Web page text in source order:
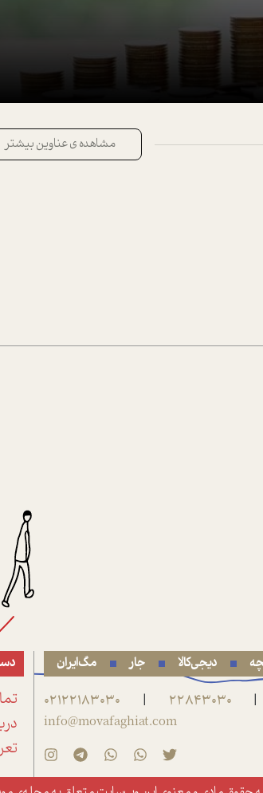
مشاهده ی عناوین بیشتر
دیجی‌کالا جار مگ‌ایران
|
22843030
|
02122183030
info@movafaghiat.com